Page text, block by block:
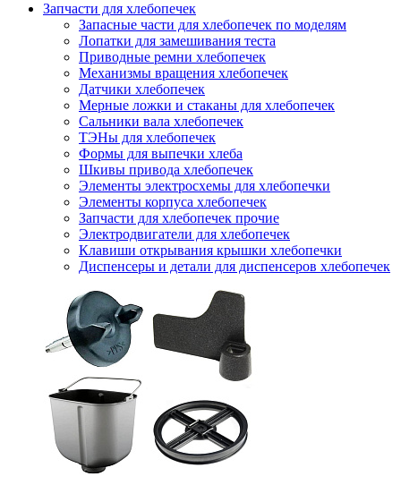
Запчасти для хлебопечек
Запасные части для хлебопечек по моделям
Лопатки для замешивания теста
Приводные ремни хлебопечек
Механизмы вращения хлебопечек
Датчики хлебопечек
Мерные ложки и стаканы для хлебопечек
Сальники вала хлебопечек
ТЭНы для хлебопечек
Формы для выпечки хлеба
Шкивы привода хлебопечек
Элементы электросхемы для хлебопечки
Элементы корпуса хлебопечек
Запчасти для хлебопечек прочие
Электродвигатели для хлебопечек
Клавиши открывания крышки хлебопечки
Диспенсеры и детали для диспенсеров хлебопечек